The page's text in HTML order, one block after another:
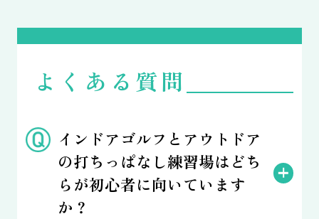
よくある質問
インドアゴルフとアウトドア
の打ちっぱなし練習場はどち
らが初心者に向いています
か？